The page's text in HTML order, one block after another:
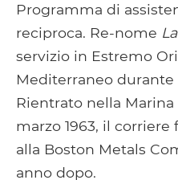
Programma di
reciproca. Re-nome
servizio in Estremo
Mediterraneo durante
Rientrato nella
marzo 1963, il
alla Boston Metals
anno dopo.